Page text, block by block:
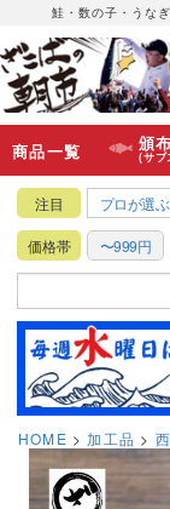
鮭・数の子・うな
商品一覧 頒
(サブ
注目 プロが選
価格帯 〜999円
HOME 加工品